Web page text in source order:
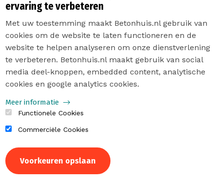
Van: Betonhuis
Ontwerptool Groen Beton versie
7.0 gelanceerd: Wat zijn de nieuwe
features?
Lees meer
ervaring te verbeteren
Met uw toestemming maakt Betonhuis.nl gebruik van
cookies om de website te laten functioneren en de
website te helpen analyseren om onze dienstverlening
te verbeteren. Betonhuis.nl maakt gebruik van social
media deel-knoppen, embedded content, analytische
cookies en google analytics cookies.
Meer informatie
Functionele Cookies
Commerciële Cookies
Voorkeuren opslaan